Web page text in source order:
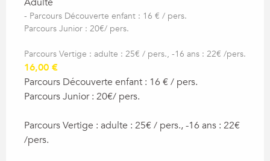
- Parcours Découverte enfant : 16 € / pers.
Parcours Junior : 20€/ pers.
Parcours Vertige : adulte : 25€ / pers., -16 ans : 22€ /pers.
16,00 €
Parcours Découverte enfant : 16 € / pers.
Parcours Junior : 20€/ pers.
Parcours Vertige : adulte : 25€ / pers., -16 ans : 22€
/pers.